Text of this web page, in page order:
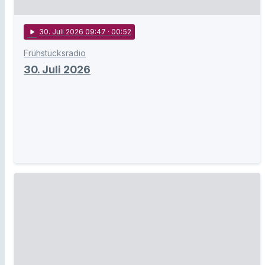
play_arrow 30. Juli 2026 09:47 · 00:52
Frühstücksradio
30. Juli 2026